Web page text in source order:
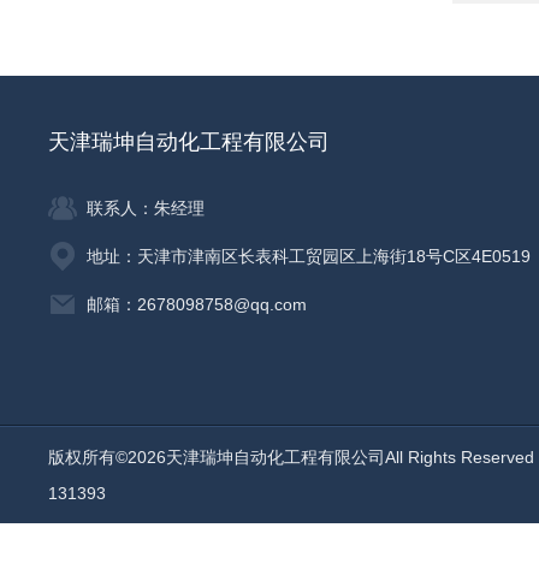
天津瑞坤自动化工程有限公司
联系人：朱经理
地址：天津市津南区长表科工贸园区上海街18号C区4E0519
邮箱：2678098758@qq.com
版权所有©2026天津瑞坤自动化工程有限公司All Rights
131393